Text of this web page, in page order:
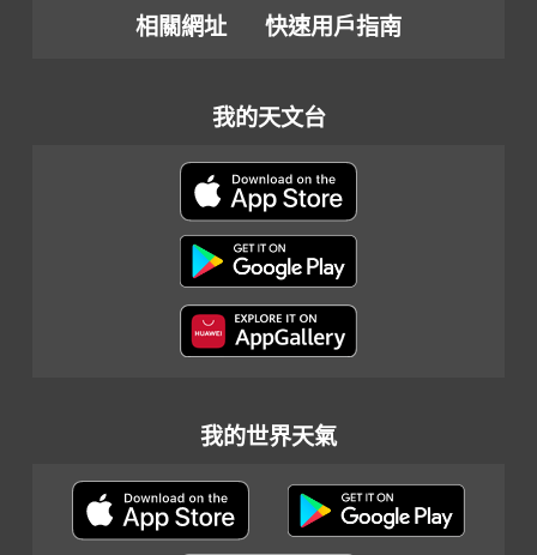
相關網址
快速用戶指南
我的天文台
我的世界天氣